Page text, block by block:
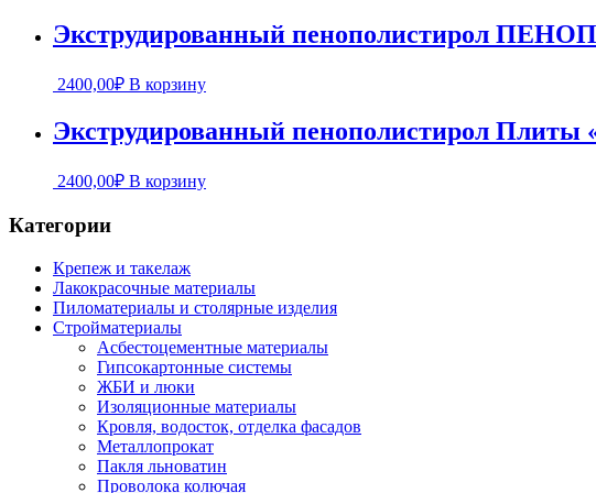
Экструдированный пенополистирол
2400,00₽ В корзину
Экструдированный пенополистирол
2400,00₽ В корзину
Категории
Крепеж и такелаж
Лакокрасочные материалы
Пиломатериалы и столярные изделия
Стройматериалы
Асбестоцементные материалы
Гипсокартонные системы
ЖБИ и люки
Изоляционные материалы
Кровля, водосток, отделка фасадов
Металлопрокат
Пакля льноватин
Проволока колючая